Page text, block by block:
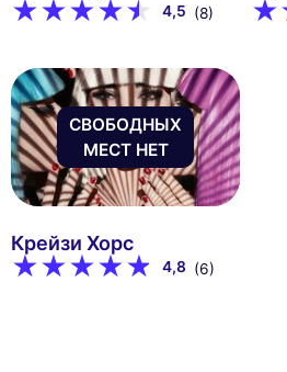
4,5 (8)
СВОБОДНЫХ
МЕСТ НЕТ
Крейзи Хорс
4,8 (6)